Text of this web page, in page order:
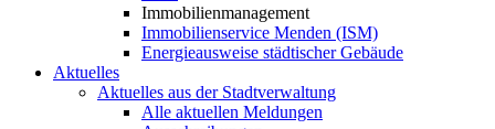
Immobilienmanagement
Immobilienservice Menden (ISM)
Energieausweise städtischer Gebäude
Aktuelles
Aktuelles aus der Stadtverwaltung
Alle aktuellen Meldungen